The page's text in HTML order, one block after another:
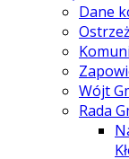
Dane
Wójt
Rada